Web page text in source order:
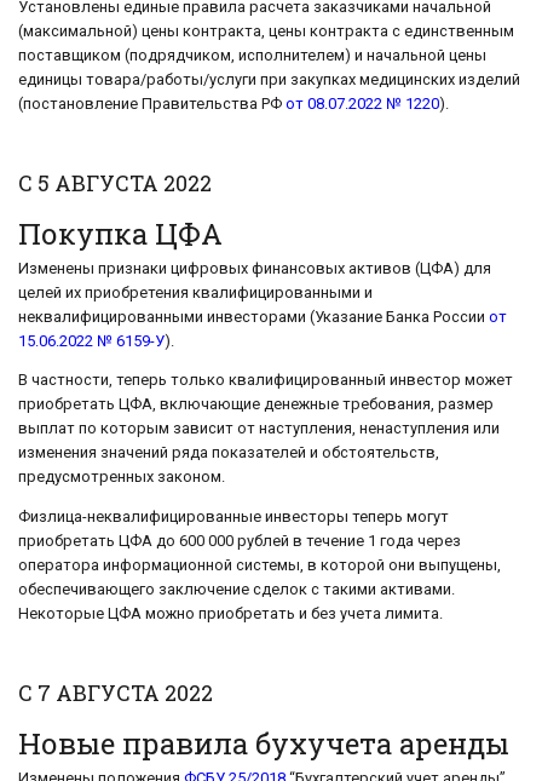
Установлены единые правила расчета заказчиками начальной
(максимальной) цены контракта, цены контракта с единственным
поставщиком (подрядчиком, исполнителем) и начальной цены
единицы товара/работы/услуги при закупках медицинских изделий
(постановление Правительства РФ от 08.07.2022 № 1220).
С 5 АВГУСТА 2022
Покупка ЦФА
Изменены признаки цифровых финансовых активов (ЦФА) для
целей их приобретения квалифицированными и
неквалифицированными инвесторами (Указание Банка России от
15.06.2022 № 6159-У).
В частности, теперь только квалифицированный инвестор может
приобретать ЦФА, включающие денежные требования, размер
выплат по которым зависит от наступления, ненаступления или
изменения значений ряда показателей и обстоятельств,
предусмотренных законом.
Физлица-неквалифицированные инвесторы теперь могут
приобретать ЦФА до 600 000 рублей в течение 1 года через
оператора информационной системы, в которой они выпущены,
обеспечивающего заключение сделок с такими активами.
Некоторые ЦФА можно приобретать и без учета лимита.
С 7 АВГУСТА 2022
Новые правила бухучета аренды